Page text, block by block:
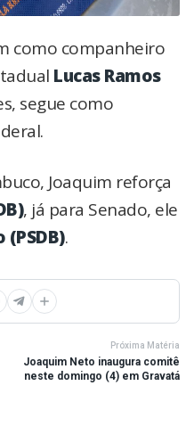
como companheiro
Lucas Ramos
segue como
Joaquim reforça
, já para Senado, ele
.
Próxima Matéria
Joaquim Neto inaugura comitê
neste domingo (4) em Gravatá